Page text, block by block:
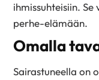
ihmissuhteisiin.
perhe-elämään.
Omalla
Sairastuneella on